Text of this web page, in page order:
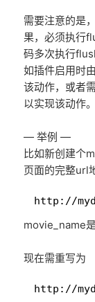
需要注意的是
果，必须执行
码多次执行
如插件启用时
该动作，或者
以实现该动作。
— 举例 —
比如新创建个
页面的完整url
1
http://
movie_name
现在需重写为
1
http://